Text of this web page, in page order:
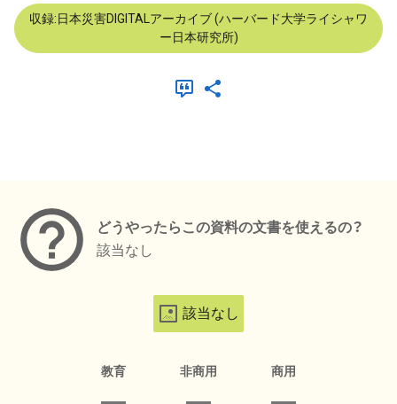
収録:日本災害DIGITALアーカイブ (ハーバード大学ライシャワ
ー日本研究所)
どうやったらこの資料の文書を使えるの？
該当なし
該当なし
教育 非商用 商用